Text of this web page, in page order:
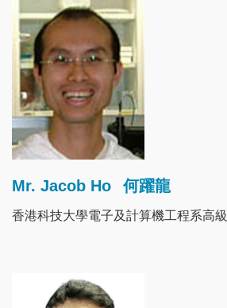
Image
Mr. Jacob Ho 何躍龍
香港科技大學電子及計算機工程系高